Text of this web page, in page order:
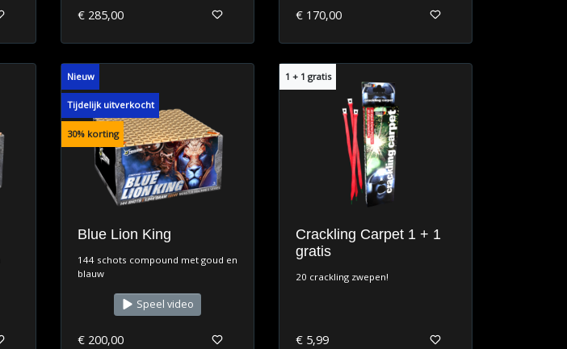
€ 285,00 € 170,00
Nieuw
Tijdelijk uitverkocht
30% korting
Blue Lion King
144 schots compound met goud en
blauw
Speel video
€ 200,00
1 + 1 gratis
Crackling Carpet 1 + 1
gratis
20 crackling zwepen!
€ 5,99